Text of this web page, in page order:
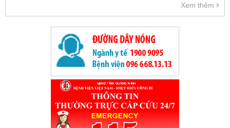
Xem thêm